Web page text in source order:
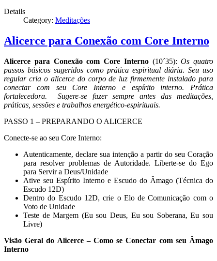
Details
Category: Meditações
Alicerce para Conexão com Core Interno
Alicerce para Conexão com Core Interno(10´35):Os quatro
passos básicos sugeridos como prática espiritual diária. Seu uso
regular cria o alicerce do corpo de luz firmemente instalado para
conectar com seu Core Interno e espírito interno. Prática
fortalecedora. Sugere-se fazer sempre antes das meditações,
práticas, sessões e trabalhos energético-espirituais.
PASSO 1 – PREPARANDO O ALICERCE
Conecte-se ao seu Core Interno:
Autenticamente, declare sua intenção a partir do seu Coração
para resolver problemas de Autoridade. Liberte-se do Ego
para Servir a Deus/Unidade
Ative seu Espírito Interno e Escudo do Âmago (Técnica do
Escudo 12D)
Dentro do Escudo 12D, crie o Elo de Comunicação com o
Voto de Unidade
Teste de Margem (Eu sou Deus, Eu sou Soberana, Eu sou
Livre)
Visão Geral do Alicerce – Como se Conectar com seu Âmago
Interno